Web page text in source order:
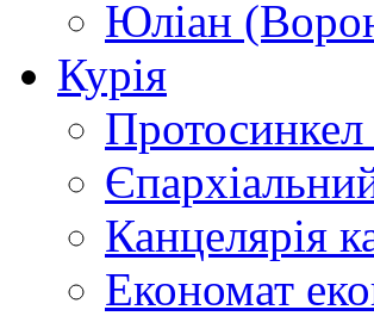
Юліан
Курія
Протосинкел
Канцелярія
Економат